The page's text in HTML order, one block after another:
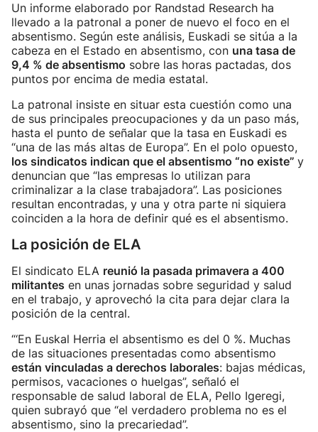
Un informe elaborado por Randstad Research ha
llevado a la patronal a poner de nuevo el foco en el
absentismo. Según este análisis, Euskadi se sitúa a la
cabeza en el Estado en absentismo, con una tasa de
9,4 % de absentismo sobre las horas pactadas, dos
puntos por encima de media estatal.
La patronal insiste en situar esta cuestión como una
de sus principales preocupaciones y da un paso más,
hasta el punto de señalar que la tasa en Euskadi es
“una de las más altas de Europa”. En el polo opuesto,
los sindicatos indican que el absentismo “no existe” y
denuncian que “las empresas lo utilizan para
criminalizar a la clase trabajadora”. Las posiciones
resultan encontradas, y una y otra parte ni siquiera
coinciden a la hora de definir qué es el absentismo.
La posición de ELA
El sindicato ELA reunió la pasada primavera a 400
militantes en unas jornadas sobre seguridad y salud
en el trabajo, y aprovechó la cita para dejar clara la
posición de la central.
“‘En Euskal Herria el absentismo es del 0 %. Muchas
de las situaciones presentadas como absentismo
están vinculadas a derechos laborales: bajas médicas,
permisos, vacaciones o huelgas”, señaló el
responsable de salud laboral de ELA, Pello Igeregi,
quien subrayó que “el verdadero problema no es el
absentismo, sino la precariedad”.